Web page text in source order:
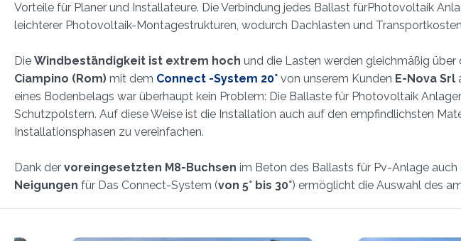
Vorteile für Planer und Installateure. Die Verbindung jedes Ballast fürPhotovoltaik
leichterer Photovoltaik-Montagestrukturen, wodurch Dachlasten und
Die Windbeständigkeit ist extrem hoch und die Lasten werden gleichmäßig
Ciampino (Rom) mit dem Connect -System 20° von unserem Kunden E-Nova Srl
eines Bodenbelags war überhaupt kein Problem: Die Ballaste für Photovoltaik
Schutzpolstern. Auf diese Weise ist die Installation auch auf den empfindlichsten
Installationsphasen zu vereinfachen.
Dank der voreingesetzten M8-Buchsen im Beton des Ballasts für Pv-Anlage
Neigungen für Das Connect-System (von 5° bis 30°) ermöglicht die Auswahl des